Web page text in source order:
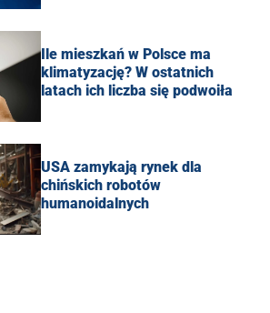
Ile mieszkań w Polsce ma
klimatyzację? W ostatnich
latach ich liczba się podwoiła
USA zamykają rynek dla
chińskich robotów
humanoidalnych